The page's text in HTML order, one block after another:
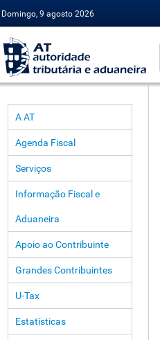
Domingo, 9 agosto 2026
A AT
Agenda Fiscal
Serviços
Informação Fiscal e
Aduaneira
Apoio ao Contribuinte
Grandes Contribuintes
U-Tax
Estatísticas